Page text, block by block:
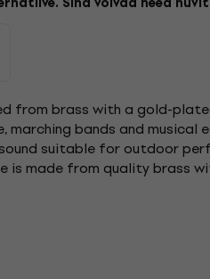
from brass with a gold-
marching bands and musical
suitable for outdoor
is made from quality brass
and protects the...